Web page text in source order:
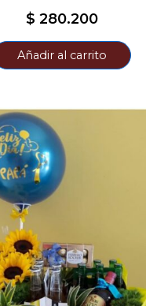
$ 280.200
Añadir al carrito